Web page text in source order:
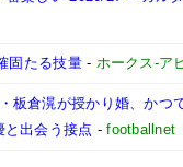
固たる技量- ホークス-ア
板倉滉が授かり婚、か
出会う接点 -footballnet